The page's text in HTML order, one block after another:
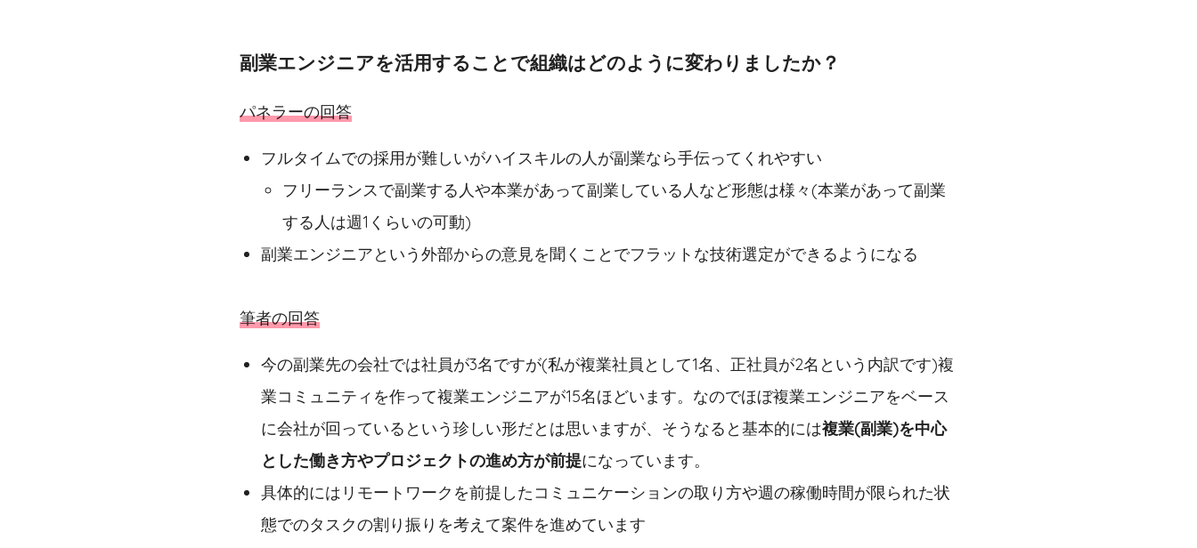
副業エンジニアを活用することで組織はどのように変わりましたか？
パネラーの回答
フルタイムでの採用が難しいがハイスキルの人が副業なら手伝ってくれやすい
フリーランスで副業する人や本業があって副業している人など形態は様々(本業があって副業
する人は週1くらいの可動)
副業エンジニアという外部からの意見を聞くことでフラットな技術選定ができるようになる
筆者の回答
今の副業先の会社では社員が3名ですが(私が複業社員として1名、正社員が2名という内訳です)複
業コミュニティを作って複業エンジニアが15名ほどいます。なのでほぼ複業エンジニアをベース
に会社が回っているという珍しい形だとは思いますが、そうなると基本的には複業(副業)を中心
とした働き方やプロジェクトの進め方が前提になっています。
具体的にはリモートワークを前提したコミュニケーションの取り方や週の稼働時間が限られた状
態でのタスクの割り振りを考えて案件を進めています